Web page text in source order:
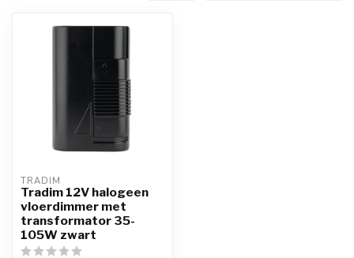
TRADIM
Tradim 12V halogeen
vloerdimmer met
transformator 35-
105W zwart